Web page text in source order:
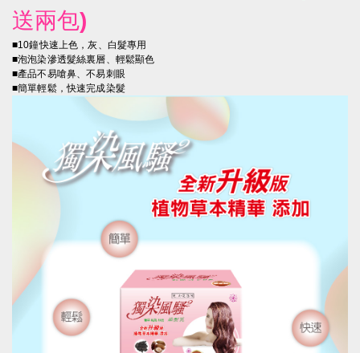
送兩包)
■10鐘快速上色，灰、白髮專用
■泡泡染滲透髮絲裏層、輕鬆顯色
■產品不易嗆鼻、不易刺眼
■簡單輕鬆，快速完成染髮